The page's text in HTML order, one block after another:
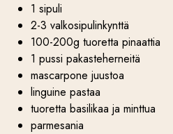
1 sipuli
2-3 valkosipulinkynttä
100-200g tuoretta pinaattia
1 pussi pakasteherneitä
mascarpone juustoa
linguine pastaa
tuoretta basilikaa ja minttua
parmesania